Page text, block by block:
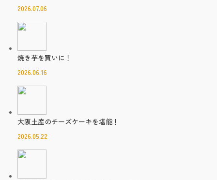
2026.07.06
焼き芋を買いに！
2026.06.16
大阪土産のチーズケーキを堪能！
2026.05.22